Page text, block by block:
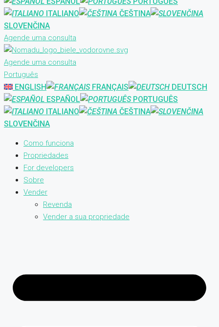
ITALIANO
ČEŠTINA
SLOVENČINA
Agende uma consulta
Agende uma consulta
Português
ENGLISH FRANÇAIS
DEUTSCH
ESPAÑOL
PORTUGUÊS
ITALIANO
ČEŠTINA
SLOVENČINA
Como funciona
Propriedades
For developers
Sobre
Vender
Revenda
Vender a sua propriedade